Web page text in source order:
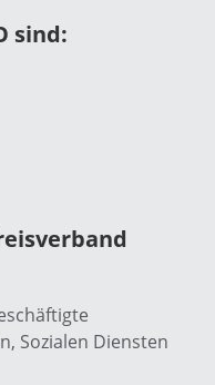
sind:
Sozialen Diensten